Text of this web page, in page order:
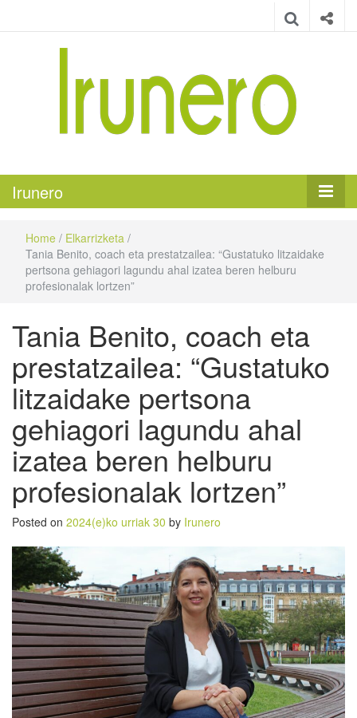
Irunero
Home / Elkarrizketa /
Tania Benito, coach eta prestatzailea: “Gustatuko litzaidake
pertsona gehiagori lagundu ahal izatea beren helburu
profesionalak lortzen”
Tania Benito, coach eta
prestatzailea: “Gustatuko
litzaidake pertsona
gehiagori lagundu ahal
izatea beren helburu
profesionalak lortzen”
Posted on 2024(e)ko urriak 30 by Irunero